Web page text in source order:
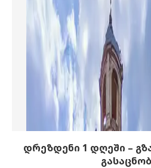
დრეზდენი 1 დღეში –